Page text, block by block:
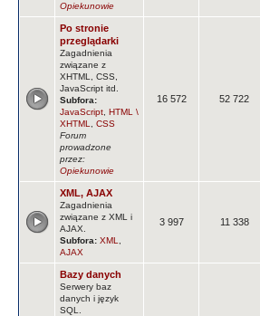
Opiekunowie
Po stronie
przeglądarki
Zagadnienia
związane z
XHTML, CSS,
JavaScript itd.
Subfora:
JavaScript HTML \
XHTML
CSS
Forum
prowadzone
przez:
Opiekunowie
16 572 52 722
XML, AJAX
Zagadnienia
związane z XML i
AJAX.
Subfora: XML
AJAX
3 997 11 338
Bazy danych
Serwery baz
danych i język
SQL.